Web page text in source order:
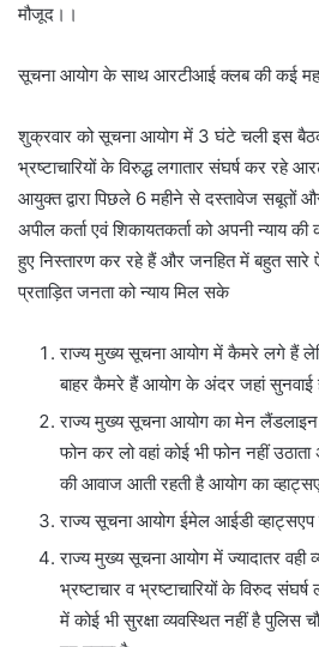
मौजूद।।
सूचना आयोग के साथ आरटीआई क्लब की कई
शुक्रवार को सूचना आयोग में 3 घंटे चली इस
भ्रष्टाचारियों के विरुद्ध लगातार संघर्ष कर रहे
आयुक्त द्वारा पिछले 6 महीने से दस्तावेज सबूतों
अपील कर्ता एवं शिकायतकर्ता को अपनी न्याय
हुए निस्तारण कर रहे हैं और जनहित में बहुत सारे
प्रताड़ित जनता को न्याय मिल सके
राज्य मुख्य सूचना आयोग में कैमरे लगे हैं
बाहर कैमरे हैं आयोग के अंदर जहां सुनवाई
राज्य मुख्य सूचना आयोग का मेन
फोन कर लो वहां कोई भी फोन नहीं
की आवाज आती रहती है आयोग का
राज्य सूचना आयोग ईमेल आईडी
राज्य मुख्य सूचना आयोग में ज्यादातर वही
भ्रष्टाचार व भ्रष्टाचारियों के विरुद
में कोई भी सुरक्षा व्यवस्थित नहीं है पुलिस